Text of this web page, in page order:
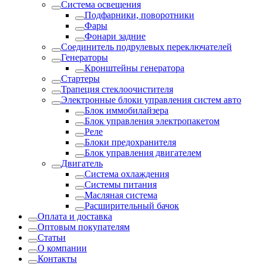
Система освещения
Подфарники, поворотники
Фары
Фонари задние
Соединитель подрулевых переключателей
Генераторы
Кронштейны генератора
Стартеры
Трапеция стеклоочистителя
Электронные блоки управления систем авто
Блок иммобилайзера
Блок управления электропакетом
Реле
Блоки предохранителя
Блок управления двигателем
Двигатель
Система охлаждения
Системы питания
Масляная система
Расширительный бачок
Оплата и доставка
Оптовым покупателям
Статьи
О компании
Контакты